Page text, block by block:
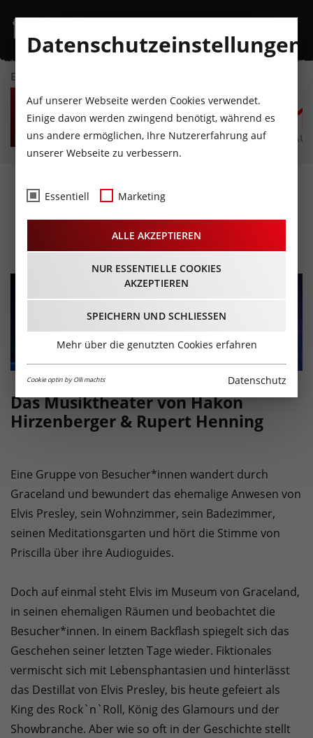
EVENTKALENDER
SA
8
AUGUST
SO
9
AUGUST
MO
10
AUGUST
DI
11
AUGUST
MI
12
AUGUST
ELIVS - EIN TRAUM VON
GRACELAND
12.06.2024 - Beginn 20:00 Uhr
Das Musiktheater von Hakon
Hirzenberger & Rupert Henning
Eine Gruppe von Besucher*innen wandert durch
Graceland und bewundert das ehemalige Anwesen von
Elvis Presley, sein Wohnzimmer, sein Badezimmer,
seinen Meditationsgarten und hört die Stimme von
Priscilla über ihre Audioguides.
Doch auf einmal steht Elvis im Museum von Graceland,
in seinen ehemaligen Räumen und beobachtet die
Besucher*innen. In einem Backflash spiegelt sich das
Geschehen seiner letzten Tage wieder. Fiktionales
vermischt sich mit Lebensphantasien und hinterlässt
das Destillat von Elvis Presley, bis heute gefeiert als
King des Rock`n`Roll, König des Glamours und der
Showbranche. Aber wie so oft in der Geschichte stellt
Datenschutzeinstellungen
Auf unserer Webseite werden Cookies verwendet.
Einige davon werden zwingend benötigt, während es
uns andere ermöglichen, Ihre Nutzererfahrung auf
unserer Webseite zu verbessern.
Essentiell Marketing
ALLE AKZEPTIEREN
NUR ESSENTIELLE COOKIES
AKZEPTIEREN
SPEICHERN UND SCHLIESSEN
Mehr über die genutzten Cookies erfahren
Cookie optin by Olli machts Datenschutz